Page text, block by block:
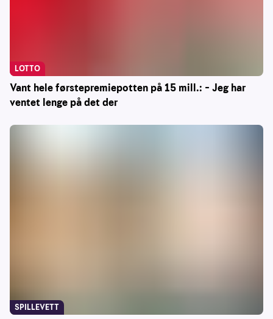
Vant hele førstepremiepotten på 15 mill.: – Jeg har
ventet lenge på det der
LOTTO
SPILLEVETT